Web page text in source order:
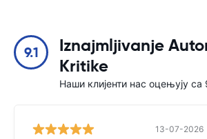
9.1
Iznajmljivanje
Kritike
Наши клијенти нас оцењују
13-07-2026